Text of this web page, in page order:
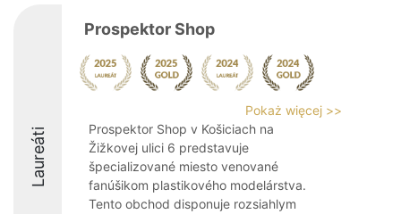
Laureáti
Prospektor Shop
Pokaż więcej >>
Prospektor Shop v Košiciach na
Žižkovej ulici 6 predstavuje
špecializované miesto venované
fanúšikom plastikového modelárstva.
Tento obchod disponuje rozsiahlym